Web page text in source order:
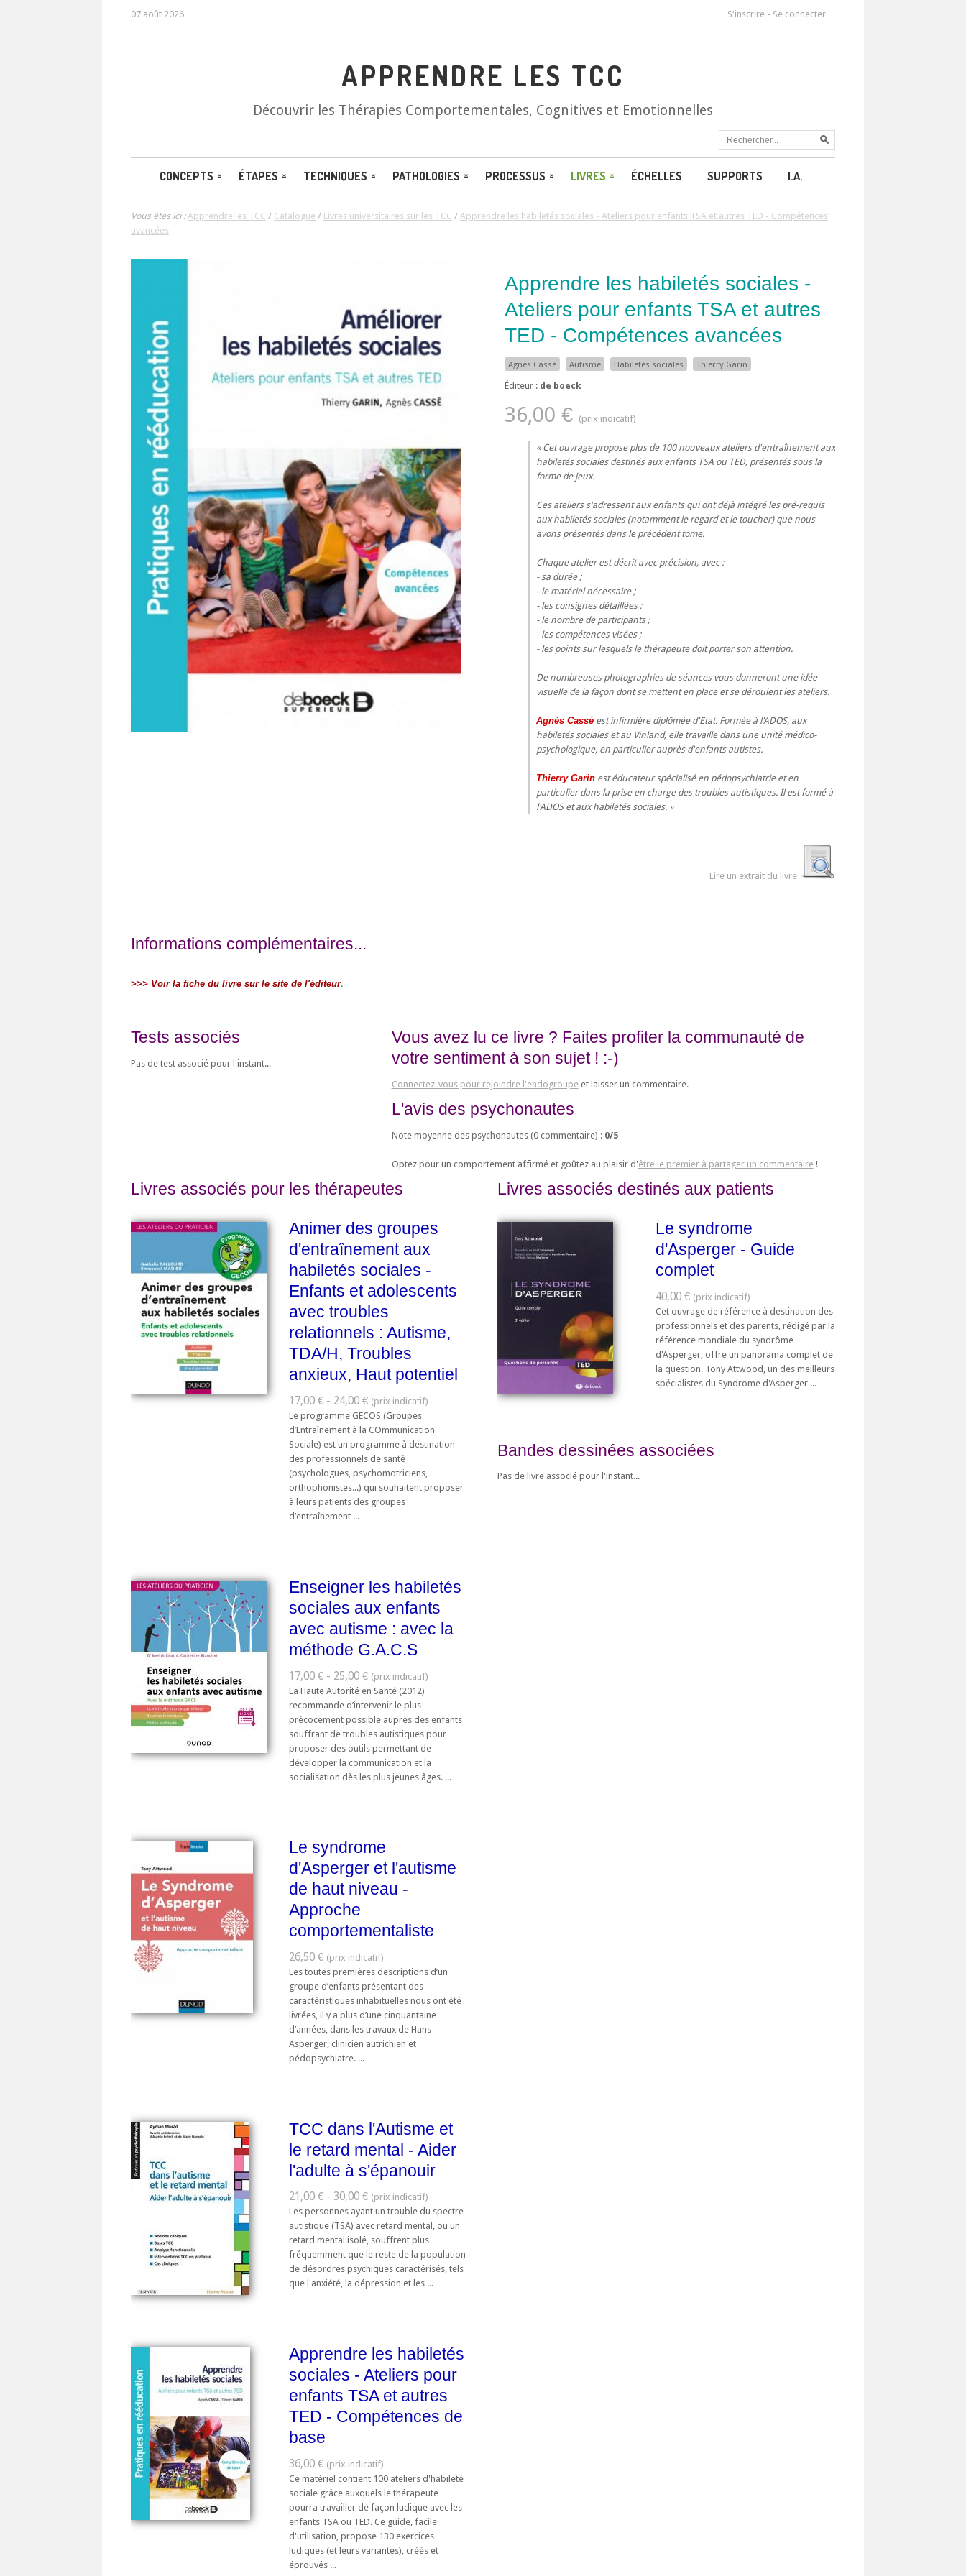
07 août 2026 S'inscrire - Se connecter
APPRENDRE LES TCC
Découvrir les Thérapies Comportementales, Cognitives et Emotionnelles
CONCEPTS ÉTAPES TECHNIQUES PATHOLOGIES PROCESSUS LIVRES ÉCHELLES SUPPORTS I.A.
Vous êtes ici :Apprendre les TCC / Catalogue / Livres universitaires sur les TCC / Apprendre les habiletés sociales - Ateliers pour enfants TSA et autres TED - Compétences
avancées
Apprendre les habiletés sociales -
Ateliers pour enfants TSA et autres
TED - Compétences avancées
Agnès Cassé Autisme Habiletés sociales Thierry Garin
Éditeur : de boeck
36,00 €
Cet ouvrage propose plus de 100 nouveaux ateliers d'entraînement aux
habiletés sociales destinés aux enfants TSA ou TED, présentés sous la
forme de jeux.
Ces ateliers s'adressent aux enfants qui ont déjà intégré les pré-requis
aux habiletés sociales (notamment le regard et le toucher) que nous
avons présentés dans le précédent tome.
Chaque atelier est décrit avec précision, avec :
- sa durée ;
- le matériel nécessaire ;
- les consignes détaillées ;
- le nombre de participants ;
- les compétences visées ;
- les points sur lesquels le thérapeute doit porter son attention.
De nombreuses photographies de séances vous donneront une idée
visuelle de la façon dont se mettent en place et se déroulent les ateliers.
Agnès Cassé est infirmière diplômée d'Etat. Formée à l'ADOS, aux
habiletés sociales et au Vinland, elle travaille dans une unité médico-
psychologique, en particulier auprès d'enfants autistes.
Thierry Garin est éducateur spécialisé en pédopsychiatrie et en
particulier dans la prise en charge des troubles autistiques. Il est formé à
l'ADOS et aux habiletés sociales.
Lire un extrait du livre
Informations complémentaires...
>>> Voir la fiche du livre sur le site de l'éditeur.
Tests associés
Pas de test associé pour l'instant...
Vous avez lu ce livre ? Faites profiter la communauté de
votre sentiment à son sujet ! :-)
Connectez-vous pour rejoindre l'endogroupeet laisser un commentaire.
L'avis des psychonautes
Note moyenne des psychonautes (0commentaire) : 0/5
Optez pour un comportement affirmé et goûtez au plaisir d'être le premier à partager un commentaire!
Livres associés pour les thérapeutes
Animer des groupes
d'entraînement aux
habiletés sociales -
Enfants et adolescents
avec troubles
relationnels : Autisme,
TDA/H, Troubles
anxieux, Haut potentiel
17,00 € - 24,00 €
Le programme GECOS (Groupes
d’Entraînement à la COmmunication
Sociale) est un programme à destination
des professionnels de santé
(psychologues, psychomotriciens,
orthophonistes...) qui souhaitent proposer
à leurs patients des groupes
d’entraînement ...
Enseigner les habiletés
sociales aux enfants
avec autisme : avec la
méthode G.A.C.S
17,00 € - 25,00 €
La Haute Autorité en Santé (2012)
recommande d’intervenir le plus
précocement possible auprès des enfants
souffrant de troubles autistiques pour
proposer des outils permettant de
développer la communication et la
socialisation dès les plus jeunes âges. ...
Le syndrome
d'Asperger et l'autisme
de haut niveau -
Approche
comportementaliste
26,50 €
Les toutes premières descriptions d’un
groupe d’enfants présentant des
caractéristiques inhabituelles nous ont été
livrées, il y a plus d’une cinquantaine
d’années, dans les travaux de Hans
Asperger, clinicien autrichien et
pédopsychiatre. ...
TCC dans l'Autisme et
le retard mental - Aider
l'adulte à s'épanouir
21,00 € - 30,00 €
Les personnes ayant un trouble du spectre
autistique (TSA) avec retard mental, ou un
retard mental isolé, souffrent plus
fréquemment que le reste de la population
de désordres psychiques caractérisés, tels
que l'anxiété, la dépression et les ...
Apprendre les habiletés
sociales - Ateliers pour
enfants TSA et autres
TED - Compétences de
base
36,00 €
Ce matériel contient 100 ateliers d'habileté
sociale grâce auxquels le thérapeute
pourra travailler de façon ludique avec les
enfants TSA ou TED. Ce guide, facile
d'utilisation, propose 130 exercices
ludiques (et leurs variantes), créés et
éprouvés ...
Livres associés destinés aux patients
Le syndrome
d'Asperger - Guide
complet
40,00 €
Cet ouvrage de référence à destination des
professionnels et des parents, rédigé par la
référence mondiale du syndrôme
d'Asperger, offre un panorama complet de
la question. Tony Attwood, un des meilleurs
spécialistes du Syndrome d'Asperger ...
Bandes dessinées associées
Pas de livre associé pour l'instant...